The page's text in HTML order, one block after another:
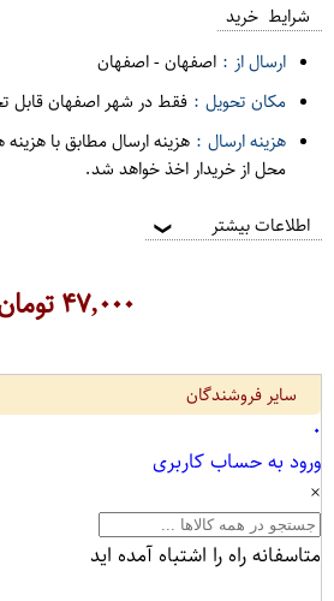
شرایط خرید
ارسال از : اصفهان-اصفهان
مکان تحویل : فقط در شهر اصفهان قابل
هزینه ارسال : هزینه ارسال مطابق با
محل از خریدار اخذ خواهد شد.
اطلاعات بیشتر ❯
۴۷,۰۰۰
سایر فروشندگان
۰
ورود به حساب کاربری
×
متاسفانه راه را اشتباه آمده اید